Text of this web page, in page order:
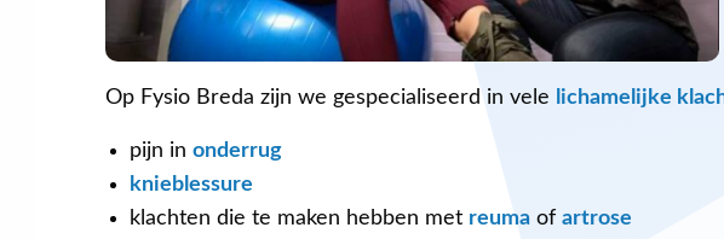
Op Fysio Breda zijn we gespecialiseerd in vele lichamelijke
pijn in onderrug
knieblessure
klachten die te maken hebben met reuma of artrose